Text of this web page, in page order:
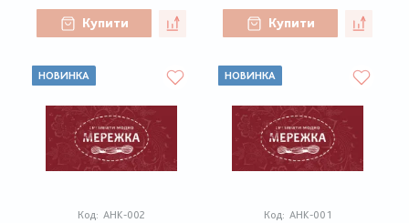
Купити Купити
НОВИНКА
Код: AHK-002
НОВИНКА
Код: AHK-001